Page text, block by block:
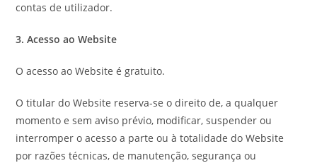
contas de utilizador.
3. Acesso ao Website
O acesso ao Website é gratuito.
O titular do Website reserva-se o direito de, a qualquer
momento e sem aviso prévio, modificar, suspender ou
interromper o acesso a parte ou à totalidade do Website
por razões técnicas, de manutenção, segurança ou